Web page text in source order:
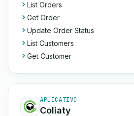
List Orders
Get Order
Update Order Status
List Customers
Get Customer
APLICATIVO
Coliaty